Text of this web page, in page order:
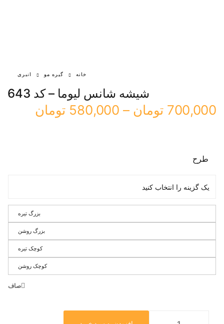
خانه گیره مو انبری
شیشه شانس لیوما – کد 643
700,000 تومان –
580,000 تومان
طرح
بزرگ تیره
بزرگ روشن
کوچک تیره
کوچک روشن
صاف